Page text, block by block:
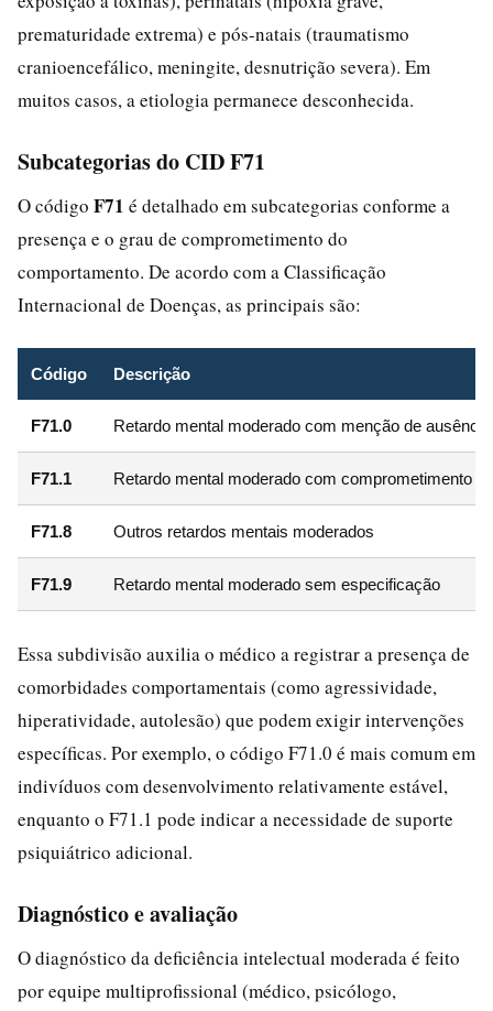
prematuridade extrema) e pós-natais (traumatismo
cranioencefálico, meningite, desnutrição severa). Em
muitos casos, a etiologia permanece desconhecida.
Subcategorias do CID F71
O código F71 é detalhado em subcategorias conforme a
presença e o grau de comprometimento do
comportamento. De acordo com a Classificação
Internacional de Doenças, as principais são:
Código Descrição
F71.0 Retardo mental moderado com menção de
F71.1 Retardo mental moderado com comprometimento
F71.8 Outros retardos mentais moderados
F71.9 Retardo mental moderado sem especificação
Essa subdivisão auxilia o médico a registrar a presença de
comorbidades comportamentais (como agressividade,
hiperatividade, autolesão) que podem exigir intervenções
específicas. Por exemplo, o código F71.0 é mais comum em
indivíduos com desenvolvimento relativamente estável,
enquanto o F71.1 pode indicar a necessidade de suporte
psiquiátrico adicional.
Diagnóstico e avaliação
O diagnóstico da deficiência intelectual moderada é feito
por equipe multiprofissional (médico, psicólogo,